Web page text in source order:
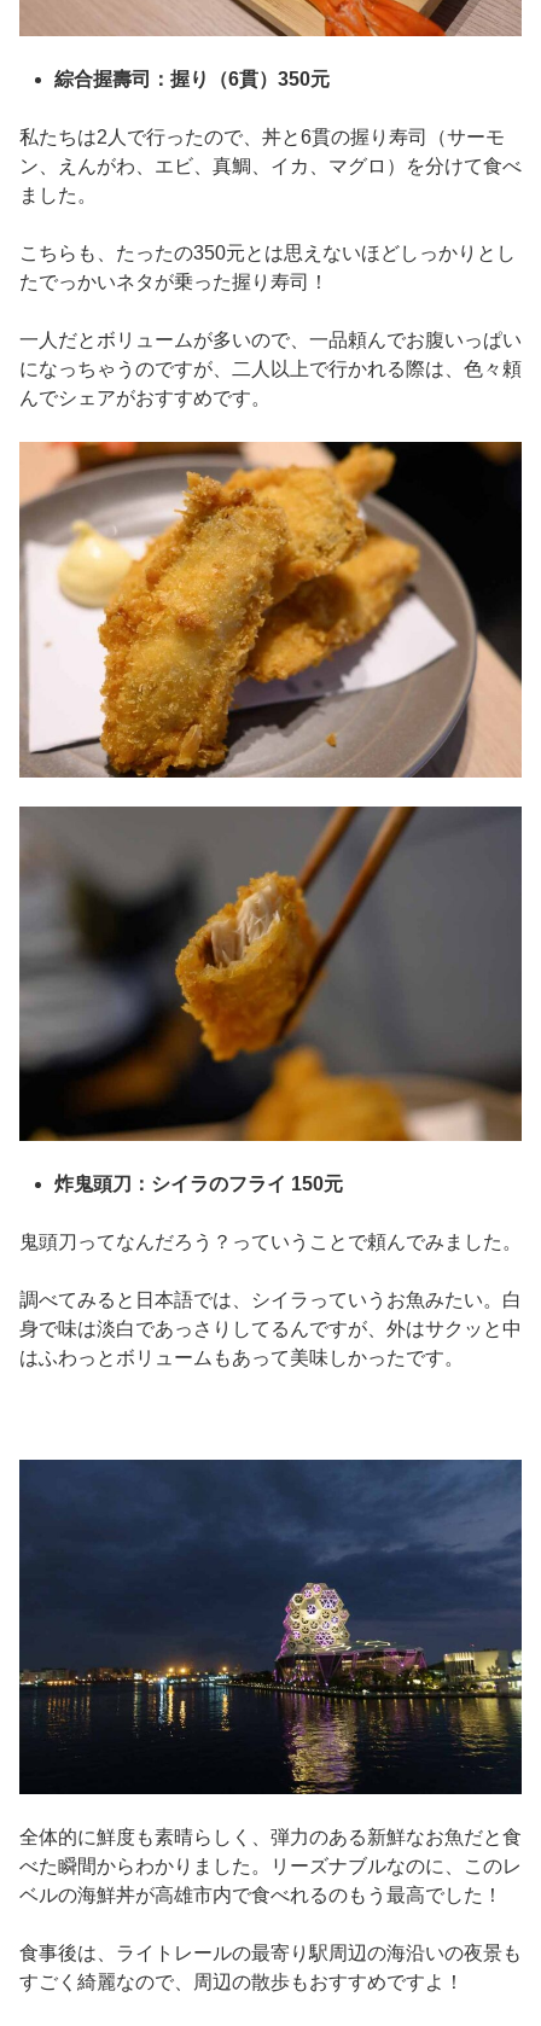
綜合握壽司：握り（6貫）350元
私たちは2人で行ったので、丼と6貫の握り寿司（サーモ
ン、えんがわ、エビ、真鯛、イカ、マグロ）を分けて食べ
ました。
こちらも、たったの350元とは思えないほどしっかりとし
たでっかいネタが乗った握り寿司！
一人だとボリュームが多いので、一品頼んでお腹いっぱい
になっちゃうのですが、二人以上で行かれる際は、色々頼
んでシェアがおすすめです。
炸鬼頭刀：シイラのフライ 150元
鬼頭刀ってなんだろう？っていうことで頼んでみました。
調べてみると日本語では、シイラっていうお魚みたい。白
身で味は淡白であっさりしてるんですが、外はサクッと中
はふわっとボリュームもあって美味しかったです。
全体的に鮮度も素晴らしく、弾力のある新鮮なお魚だと食
べた瞬間からわかりました。リーズナブルなのに、このレ
ベルの海鮮丼が高雄市内で食べれるのもう最高でした！
食事後は、ライトレールの最寄り駅周辺の海沿いの夜景も
すごく綺麗なので、周辺の散歩もおすすめですよ！